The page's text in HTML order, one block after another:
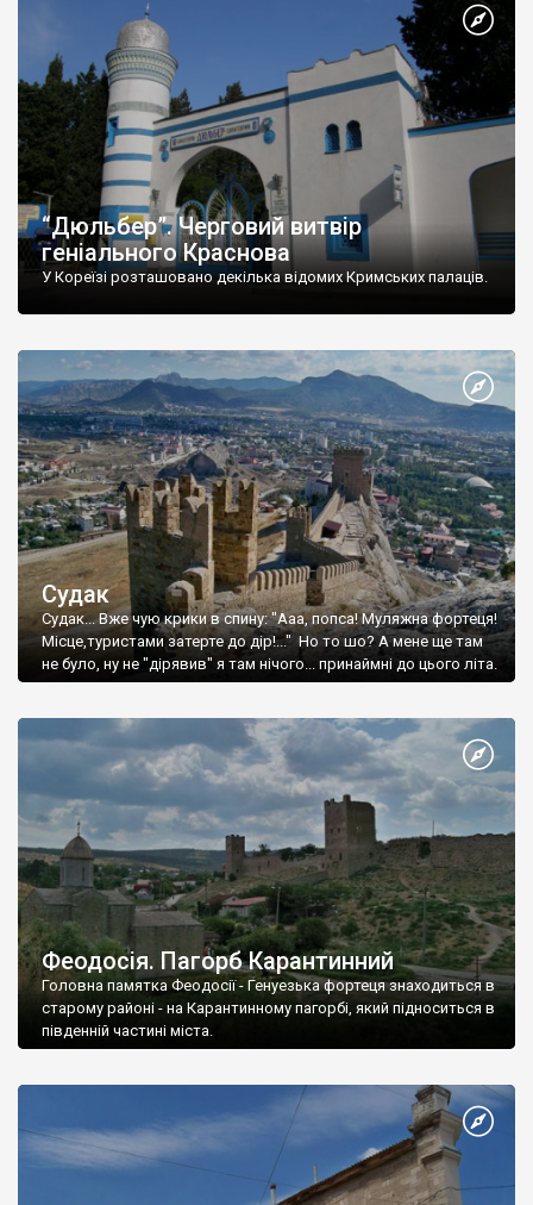
“Дюльбер”. Черговий витвір
геніального Краснова
У Кореїзі розташовано декілька відомих Кримських палаців.
Судак
Судак... Вже чую крики в спину: "Ааа, попса! Муляжна фортеця!
Місце,туристами затерте до дір!..." Но то шо? А мене ще там
не було, ну не "дірявив" я там нічого... принаймні до цього літа.
Феодосія. Пагорб Карантинний
Головна памятка Феодосії - Генуезька фортеця знаходиться в
старому районі - на Карантинному пагорбі, який підноситься в
південній частині міста.